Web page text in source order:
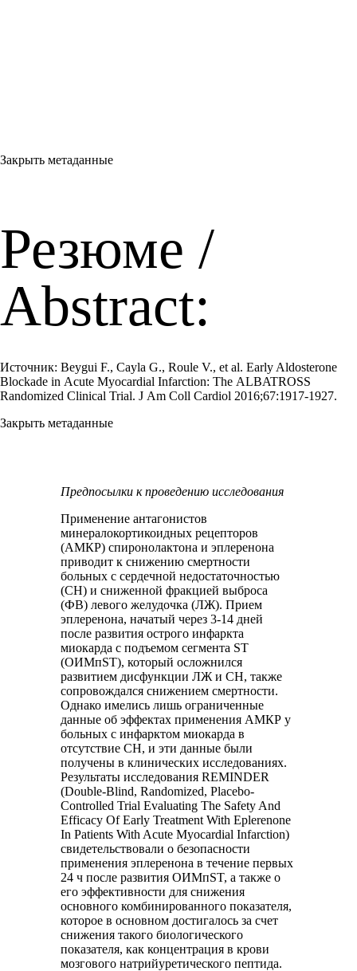
Закрыть метаданные
Резюме /
Abstract:
Источник: Beygui F., Cayla G., Roule V., et al. Early Aldosterone
Blockade in Acute Myocardial Infarction: The ALBATROSS
Randomized Clinical Trial. J Am Coll Cardiol 2016;67:1917-1927.
Закрыть метаданные
Предпосылки к проведению исследования
Применение антагонистов
минералокортикоидных рецепторов
(АМКР) спиронолактона и эплеренона
приводит к снижению смертности
больных с сердечной недостаточностью
(СН) и сниженной фракцией выброса
(ФВ) левого желудочка (ЛЖ). Прием
эплеренона, начатый через 3-14 дней
после развития острого инфаркта
миокарда с подъемом сегмента ST
(ОИМпST), который осложнился
развитием дисфункции ЛЖ и СН, также
сопровождался снижением смертности.
Однако имелись лишь ограниченные
данные об эффектах применения АМКР у
больных с инфарктом миокарда в
отсутствие СН, и эти данные были
получены в клинических исследованиях.
Результаты исследования REMINDER
(Double-Blind, Randomized, Placebo-
Controlled Trial Evaluating The Safety And
Efficacy Of Early Treatment With Eplerenone
In Patients With Acute Myocardial Infarction)
свидетельствовали о безопасности
применения эплеренона в течение первых
24 ч после развития ОИМпST, а также о
его эффективности для снижения
основного комбинированного показателя,
которое в основном достигалось за счет
снижения такого биологического
показателя, как концентрация в крови
мозгового натрийуретического пептида.